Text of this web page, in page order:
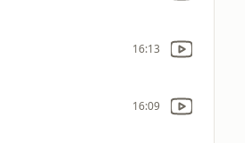
16:13
16:09